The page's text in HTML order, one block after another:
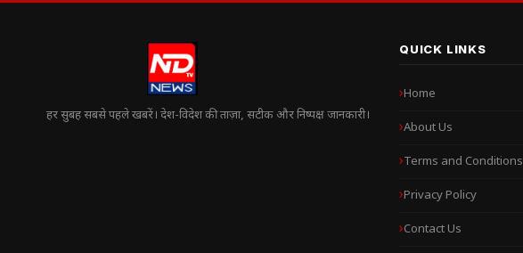
हर सुबह सबसे पहले खबरें। देश-विदेश की ताज़ा, सटीक और निष्पक्ष जानकारी।
QUICK LINKS
Home
About Us
Terms and Conditions
Privacy Policy
Contact Us